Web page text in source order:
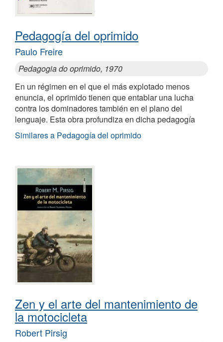
Pedagogía del oprimido
Paulo Freire
Pedagogia do oprimido, 1970
En un régimen en el que el más explotado menos
enuncia, el oprimido tienen que entablar una lucha
contra los dominadores también en el plano del
lenguaje. Esta obra profundiza en dicha pedagogía
Similares a Pedagogía del oprimido
Zen y el arte del mantenimiento de
la motocicleta
Robert Pirsig